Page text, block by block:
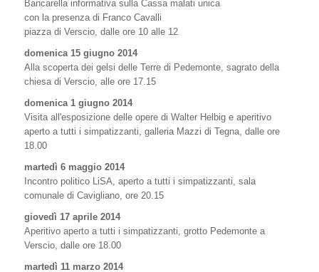
Bancarella informativa sulla Cassa malati unica
con la presenza di Franco Cavalli
piazza di Verscio, dalle ore 10 alle 12
domenica 15 giugno 2014
Alla scoperta dei gelsi delle Terre di Pedemonte, sagrato della
chiesa di Verscio, alle ore 17.15
domenica 1 giugno 2014
Visita all'esposizione delle opere di Walter Helbig e aperitivo
aperto a tutti i simpatizzanti, galleria Mazzi di Tegna, dalle ore
18.00
martedì 6 maggio 2014
Incontro politico LiSA, aperto a tutti i simpatizzanti, sala
comunale di Cavigliano, ore 20.15
giovedì 17 aprile 2014
Aperitivo aperto a tutti i simpatizzanti, grotto Pedemonte a
Verscio, dalle ore 18.00
martedì 11 marzo 2014